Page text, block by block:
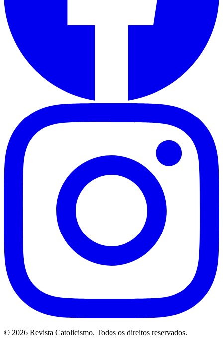
© 2026 Revista Catolicismo. Todos os direitos reservados.